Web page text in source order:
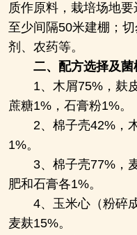
质作原料，栽培场地
至少间隔50米建棚；
剂、农药等。
二、 配方选择及菌
1、木屑75%，麸
蔗糖1%，石膏粉1%。
2、棉子壳42%，
1%。
3、棉子壳77%，
肥和石膏各1%。
4、玉米心（粉碎
麦麸15%。